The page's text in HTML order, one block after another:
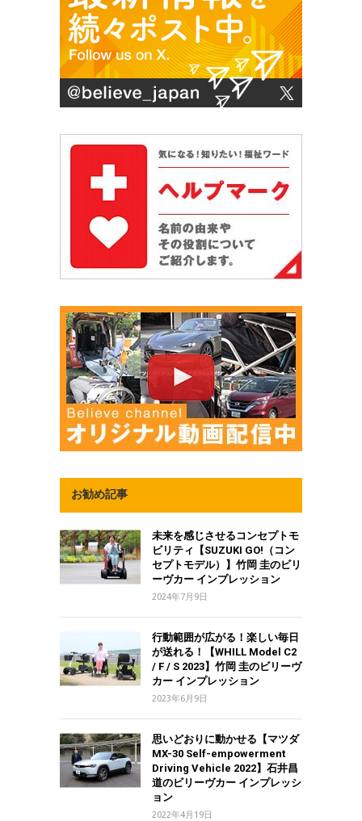
お勧め記事
未来を感じさせるコンセプトモ
ビリティ【SUZUKI GO!（コン
セプトモデル）】竹岡 圭のビリ
ーヴカー インプレッション
2024年7月9日
行動範囲が広がる！楽しい毎日
が送れる！【WHILL Model C2
/ F / S 2023】竹岡 圭のビリーヴ
カー インプレッション
2023年6月9日
思いどおりに動かせる【マツダ
MX-30 Self-empowerment
Driving Vehicle 2022】石井昌
道のビリーヴカー インプレッシ
ョン
2022年4月19日